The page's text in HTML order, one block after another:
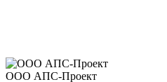
ООО АПС-Проект